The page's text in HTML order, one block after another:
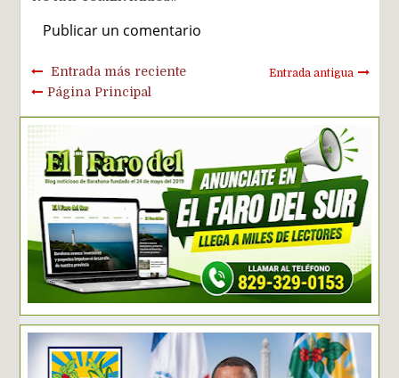
Publicar un comentario
Entrada más reciente Entrada antigua
Página Principal